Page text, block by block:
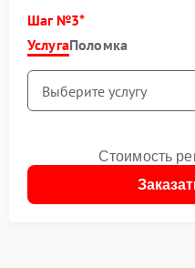
Шаг №3
УслугаПоломка
Стоимость